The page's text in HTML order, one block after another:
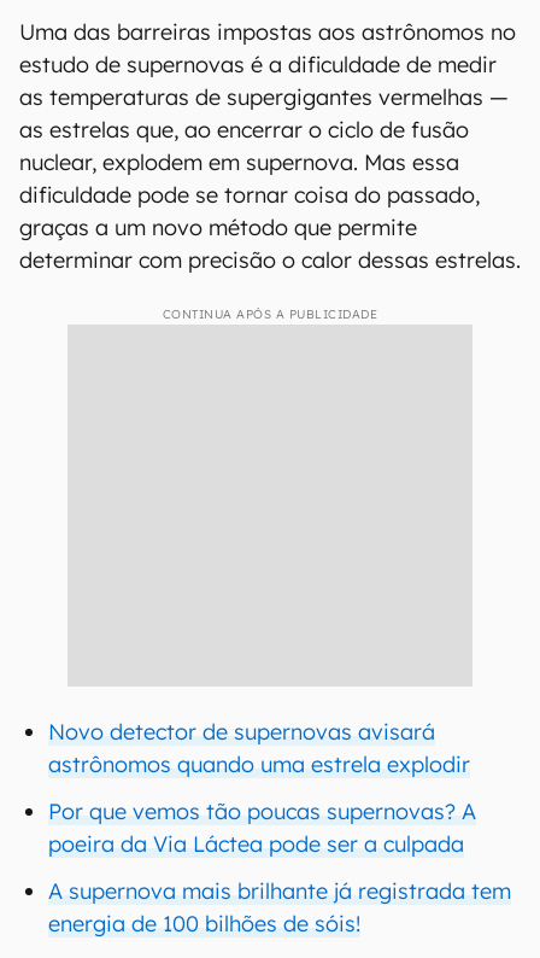
Uma das barreiras impostas aos astrônomos no
estudo de supernovas é a dificuldade de medir
as temperaturas de supergigantes vermelhas —
as estrelas que, ao encerrar o ciclo de fusão
nuclear, explodem em supernova. Mas essa
dificuldade pode se tornar coisa do passado,
graças a um novo método que permite
determinar com precisão o calor dessas estrelas.
CONTINUA APÓS A PUBLICIDADE
Novo detector de supernovas avisará
astrônomos quando uma estrela explodir
Por que vemos tão poucas supernovas? A
poeira da Via Láctea pode ser a culpada
A supernova mais brilhante já registrada tem
energia de 100 bilhões de sóis!